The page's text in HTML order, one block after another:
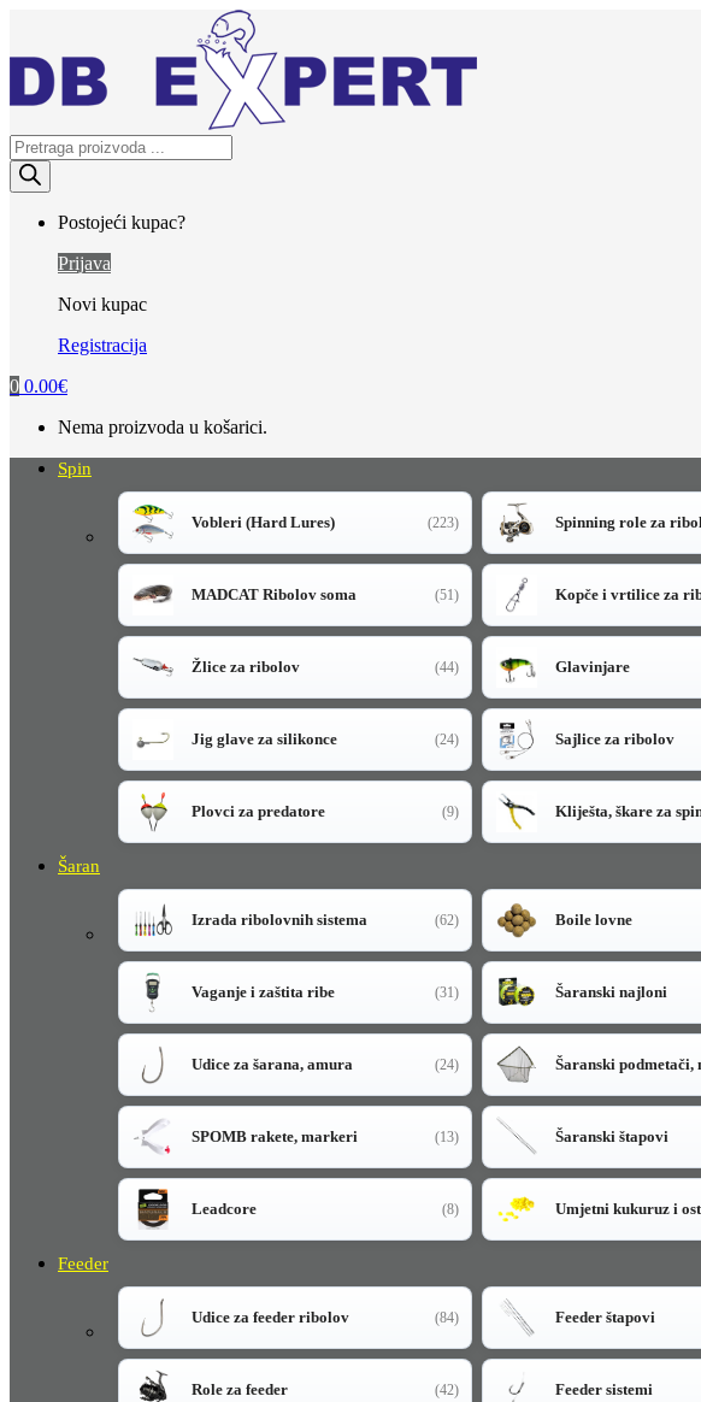
navigation
content
Products
search
Postojeći kupac?
Prijava
Novi kupac
Registracija
0 0.00€
Nema proizvoda u košarici.
Spin
Vobleri (Hard Lures) (223) Spinning role za
MADCAT Ribolov soma (51) Kopče i vrtilice za
Žlice za ribolov (44) Glavinjare
Jig glave za silikonce (24) Sajlice za ribolov
Plovci za predatore (9) Kliješta, škare za
Šaran
Izrada ribolovnih sistema (62) Boile lovne
Vaganje i zaštita ribe (31) Šaranski najloni
Udice za šarana, amura (24) Šaranski podmetači,
SPOMB rakete, markeri (13) Šaranski štapovi
Leadcore (8) Umjetni kukuruz i
Feeder
Udice za feeder ribolov (84) Feeder štapovi
Role za feeder (42) Feeder sistemi